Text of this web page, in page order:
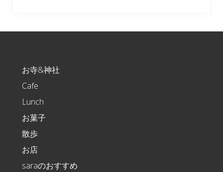
お寺&神社
Cafe
Lunch
お菓子
散歩
お店
saraのおすすめ